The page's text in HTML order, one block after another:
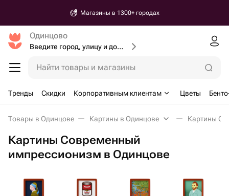
Доставка от 30 минут
Одинцово
Введите город, улицу и дом доставки
Найти товары и магазины
Тренды Скидки Корпоративным клиентам Цветы
Товары в Одинцове Картины в Одинцове Картины
Картины Современный
импрессионизм в Одинцове